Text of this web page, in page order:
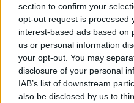
section to confirm your
opt-out request is processed
interest-based ads based on
us or personal information
your opt-out. You may
disclosure of your personal
IAB’s list of downstream
also be disclosed by us to
Hasznos
Impresszum
Szerzői jogok
Adatvédelmi
Cookie-kezelési